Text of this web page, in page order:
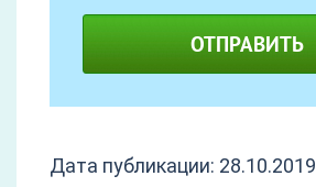
ОТПРАВИТЬ
Дата публикации: 28.10.2019